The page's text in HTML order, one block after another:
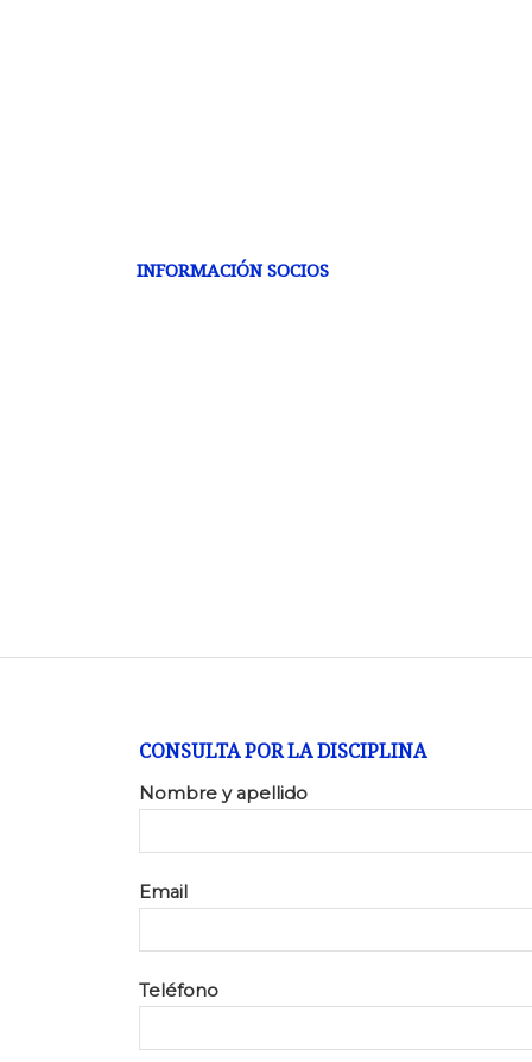
INFORMACIÓN SOCIOS
CONSULTA POR LA DISCIPLINA
Nombre y apellido
Email
Teléfono